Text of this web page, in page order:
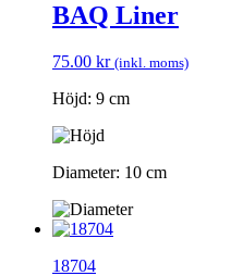
BAQ Liner
75.00 kr (inkl. moms)
Höjd: 9 cm
Diameter: 10 cm
18704